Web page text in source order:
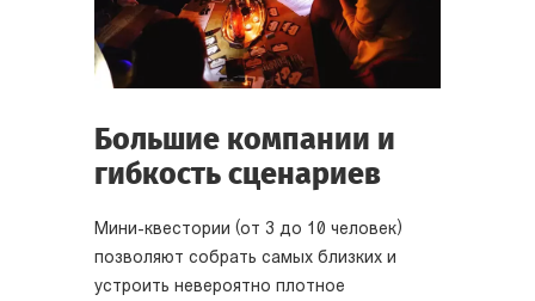
Большие компании и
гибкость сценариев
Мини-квестории (от 3 до 10 человек)
позволяют собрать самых близких и
устроить невероятно плотное